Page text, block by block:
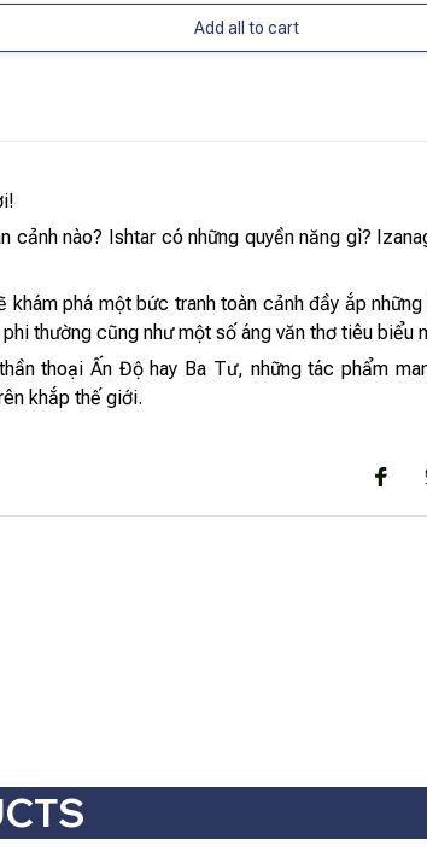
Add all to cart
nào? Ishtar có những quyền năng gì?
phá một bức tranh toàn cảnh đầy ắp những
thường cũng như một số áng văn thơ tiêu biểu
thoại Ấn Độ hay Ba Tư, những tác phẩm
khắp thế giới.